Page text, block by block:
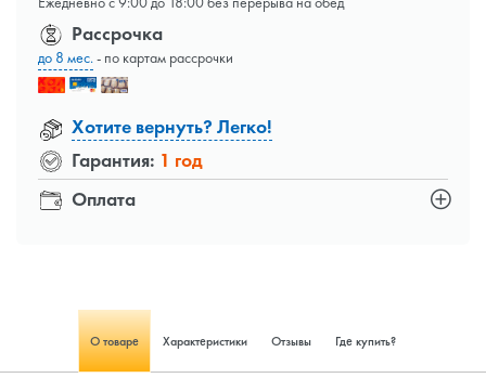
Оплата
Рассрочка
до 8 мес.- по картам рассрочки
Хотите вернуть? Легко!
Гарантия: 1 год
О товаре Характеристики Отзывы Где купить?